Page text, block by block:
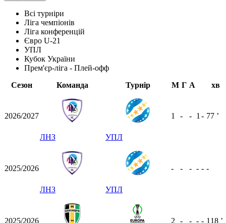
Всі турніри
Ліга чемпіонів
Ліга конференцій
Євро U-21
УПЛ
Кубок України
Прем'єр-ліга - Плей-офф
Сезон
Команда Турнір М Г А хв
2026/2027
ЛНЗ УПЛ
1 - - 1 - 77 ʼ
2025/2026
ЛНЗ УПЛ
- - - - - -
2025/2026 2 - - - - 118 ʼ